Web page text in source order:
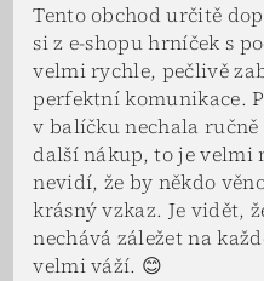
Tento obchod určitě
si z e-shopu hrníček s
velmi rychle, pečlivě
perfektní komunikace.
v balíčku nechala
další nákup, to je velmi
nevidí, že by někdo
krásný vzkaz. Je vidět,
nechává záležet na
velmi váží. 😊